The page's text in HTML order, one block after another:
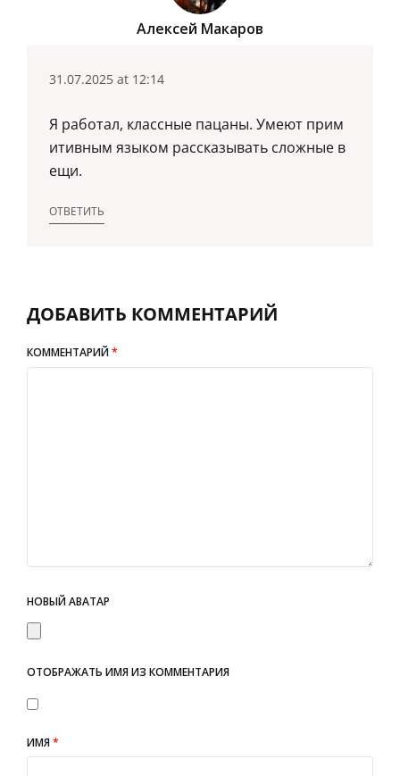
Алексей Макаров
31.07.2025 at 12:14
Я работал, классные пацаны. Умеют прим
итивным языком рассказывать сложные в
ещи.
ОТВЕТИТЬ
ДОБАВИТЬ КОММЕНТАРИЙ
КОММЕНТАРИЙ*
НОВЫЙ АВАТАР
ОТОБРАЖАТЬ ИМЯ ИЗ КОММЕНТАРИЯ
ИМЯ*